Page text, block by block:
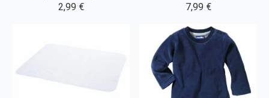
2,99 €
7,99 €